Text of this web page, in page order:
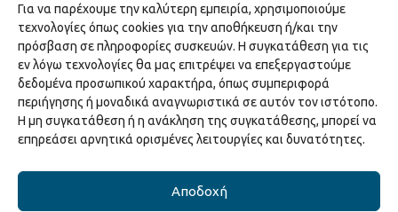
Για να παρέχουμε την καλύτερη εμπειρία, χρησιμοποιούμε
τεχνολογίες όπως cookies για την αποθήκευση ή/και την
πρόσβαση σε πληροφορίες συσκευών. Η συγκατάθεση για τις
εν λόγω τεχνολογίες θα μας επιτρέψει να επεξεργαστούμε
δεδομένα προσωπικού χαρακτήρα, όπως συμπεριφορά
περιήγησης ή μοναδικά αναγνωριστικά σε αυτόν τον ιστότοπο.
Η μη συγκατάθεση ή η ανάκληση της συγκατάθεσης, μπορεί να
επηρεάσει αρνητικά ορισμένες λειτουργίες και δυνατότητες.
Αποδοχή
Hack the Match: Γνωρίζοντας τα Αμερικανικά
Αθλήματα! Δημιουργώντας το Δικό σου
Game Story!
22/04/2026
Ξάνθη – Πόλις Ονείρων Μουσικών Σχολείων
2026
15/04/2026